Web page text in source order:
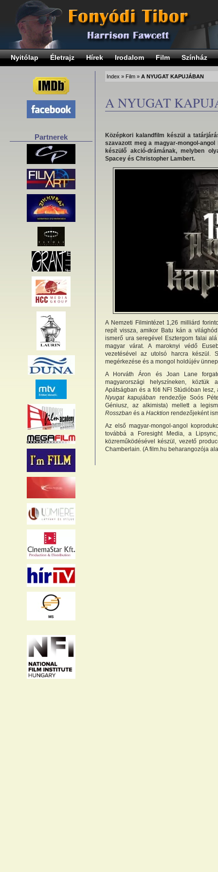
Nyitólap Életrajz Hírek Irodalom Film Színház
Partnerek
Index » Film » A NYUGAT KAPUJÁBAN
A NYUGAT
Középkori kalandfilm készül a
szavazott meg a magyar-mongol-
készülő akció-drámának, melyben
Spacey és Christopher Lambert.
A Nemzeti Filmintézet 1,26 milliárd
repít vissza, amikor Batu kán a
ismerő ura seregével Esztergom falai
magyar várat. A maroknyi védő
vezetésével az utolsó harcra készül.
megérkezése és a mongol holdújév
A Horváth Áron és Joan Lane
magyarországi helyszíneken, köztük
Apátságban és a fóti NFI Stúdióban
Nyugat kapujában rendezője Soós
Géniusz, az alkimista) mellett a
Rosszban és a Hacktion rendezőjeként
Az első magyar-mongol-angol
továbbá a Foresight Media, a
közreműködésével készül, vezető
Chamberlain. (A film.hu beharangozója